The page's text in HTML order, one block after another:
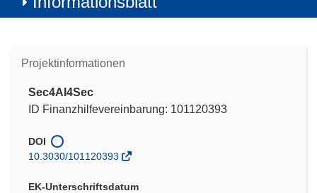
Projektinformationen
Sec4AI4Sec
ID Finanzhilfevereinbarung: 101120393
DOI
10.3030/101120393
EK-Unterschriftsdatum